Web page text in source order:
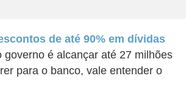
de até 90% em dívidas
é alcançar até 27 milhões
para o banco, vale entender o